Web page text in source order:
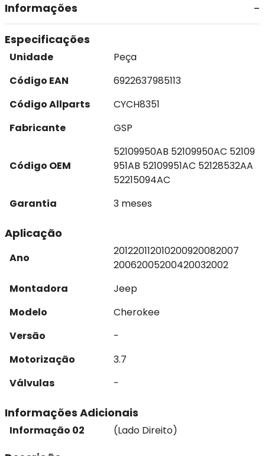
Informações
Especificações
Unidade
Peça
Código EAN
6922637985113
Código Allparts
CYCH8351
Fabricante
GSP
Código OEM
52109950AB 52109950AC 52109
951AB 52109951AC 52128532AA
52215094AC
Garantia
3 meses
Aplicação
Ano
201220112010200920082007
20062005200420032002
Montadora
Jeep
Modelo
Cherokee
Versão
-
Motorização
3.7
Válvulas
-
Informações Adicionais
Informação 02 (Lado Direito)